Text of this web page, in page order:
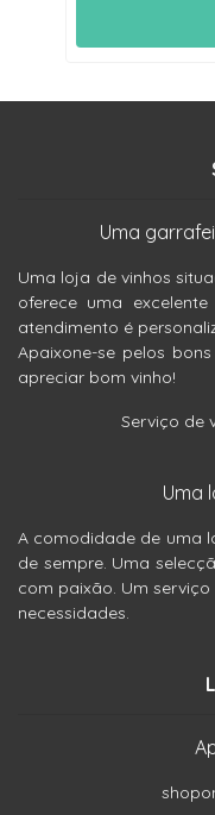
Uma
Uma loja de vinhos
oferece uma
atendimento é
Apaixone-se pelos
apreciar bom vinho!
Serviço de
Uma
A comodidade de uma
de sempre. Uma
com paixão. Um
necessidades.